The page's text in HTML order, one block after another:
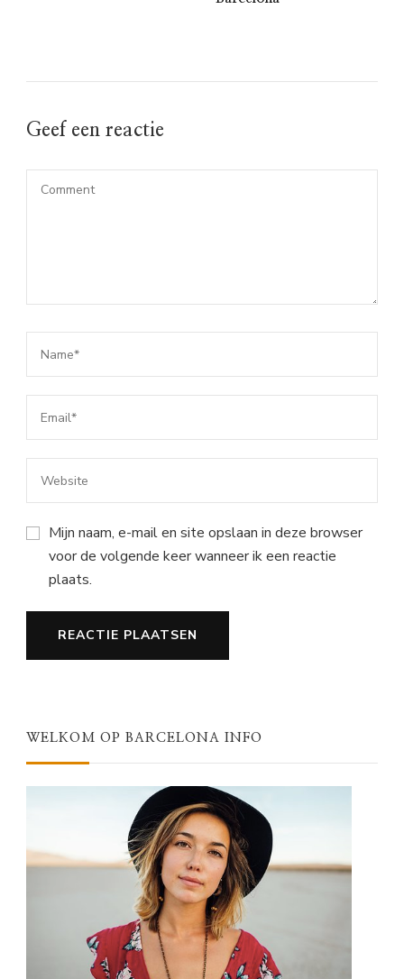
Geef een reactie
Mijn naam, e-mail en site opslaan in deze browser
voor de volgende keer wanneer ik een reactie
plaats.
WELKOM OP BARCELONA INFO